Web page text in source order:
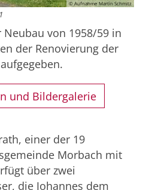
© Aufnahme Martin Schmitz
von 1958/59 in
der Renovierung der
und Bildergalerie
einer der 19
Morbach mit
über zwei
die Johannes dem